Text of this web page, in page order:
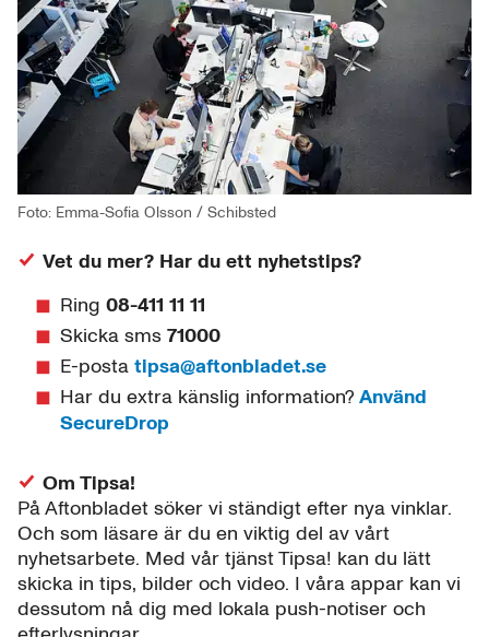
Foto: Emma-Sofia Olsson / Schibsted
Vet du mer? Har du ett nyhetstips?
Ring 08-411 11 11
Skicka sms 71000
E-posta tipsa@aftonbladet.se
Har du extra känslig information? Använd
SecureDrop
Om Tipsa!
På Aftonbladet söker vi ständigt efter nya vinklar.
Och som läsare är du en viktig del av vårt
nyhetsarbete. Med vår tjänst Tipsa! kan du lätt
skicka in tips, bilder och video. I våra appar kan vi
dessutom nå dig med lokala push-notiser och